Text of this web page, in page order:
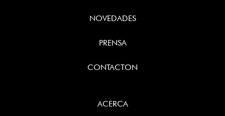
NOVEDADES
PRENSA
CONTACTON
ACERCA